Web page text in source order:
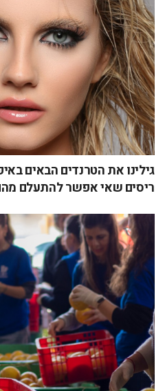
גילינו את הטרנדים הבאים
ריסים שאי אפשר להתעלם